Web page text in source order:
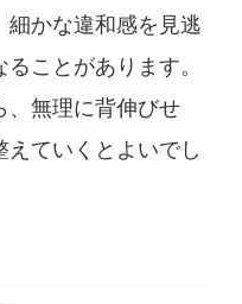
細かな違和感を見逃
ことがあります。
、無理に背伸びせ
ていくとよいでし